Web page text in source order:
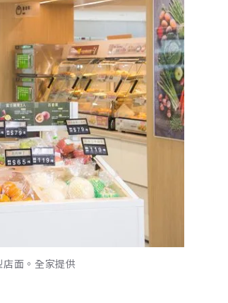
面。全家提供